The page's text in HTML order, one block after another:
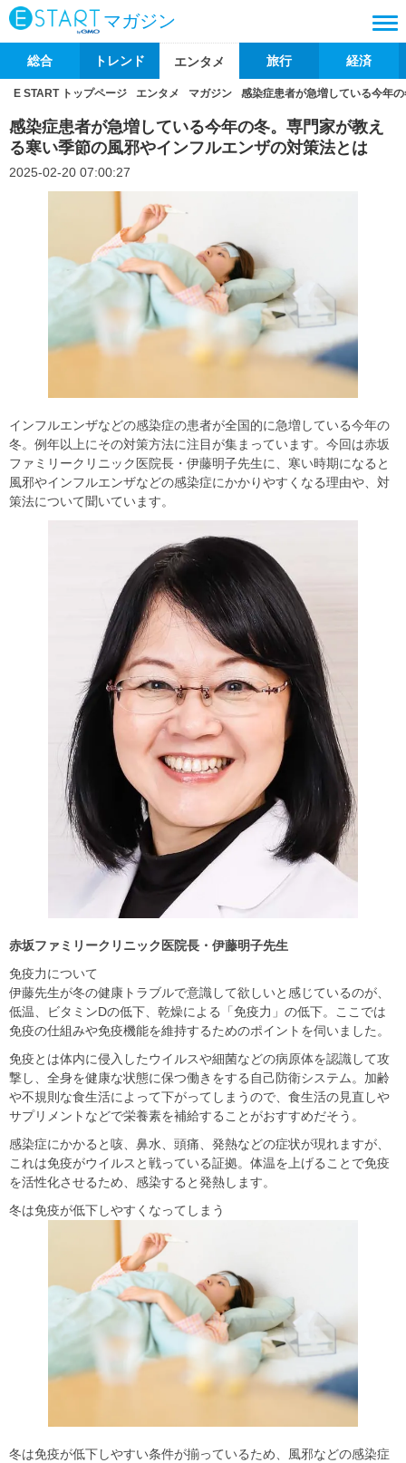
マガジン
総合 トレンド エンタメ 旅行 経済
E START トップページ エンタメ マガジン 感染症患者が急増している今年
感染症患者が急増している今年の冬。専門家が教え
る寒い季節の⾵邪やインフルエンザの対策法とは
2025-02-20 07:00:27
インフルエンザなどの感染症の患者が全国的に急増している今年の
冬。例年以上にその対策⽅法に注⽬が集まっています。今回は⾚坂
ファミリークリニック医院⻑・伊藤明⼦先⽣に、寒い時期になると
⾵邪やインフルエンザなどの感染症にかかりやすくなる理由や、対
策法について聞いています。
⾚坂ファミリークリニック医院⻑・伊藤明⼦先⽣
免疫力について
伊藤先⽣が冬の健康トラブルで意識して欲しいと感じているのが、
低温、ビタミンDの低下、乾燥による「免疫⼒」の低下。ここでは
免疫の仕組みや免疫機能を維持するためのポイントを伺いました。
免疫とは体内に侵⼊したウイルスや細菌などの病原体を認識して攻
撃し、全⾝を健康な状態に保つ働きをする⾃⼰防衛システム。加齢
や不規則な⾷⽣活によって下がってしまうので、⾷⽣活の⾒直しや
サプリメントなどで栄養素を補給することがおすすめだそう。
感染症にかかると咳、⿐⽔、頭痛、発熱などの症状が現れますが、
これは免疫がウイルスと戦っている証拠。体温を上げることで免疫
を活性化させるため、感染すると発熱します。
冬は免疫が低下しやすくなってしまう
冬は免疫が低下しやすい条件が揃っているため、⾵邪などの感染症